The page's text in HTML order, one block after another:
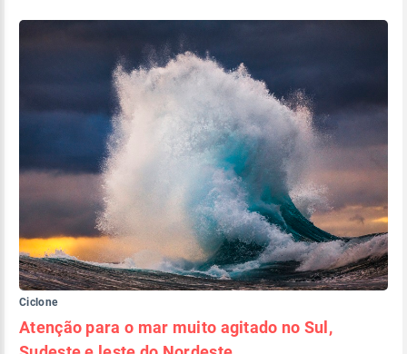
Ciclone
Atenção para o mar muito agitado no Sul,